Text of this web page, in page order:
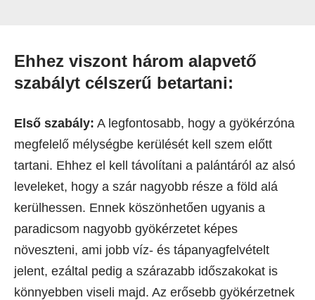
Ehhez viszont három alapvető
szabályt célszerű betartani:
Első szabály: A legfontosabb, hogy a gyökérzóna
megfelelő mélységbe kerülését kell szem előtt
tartani. Ehhez el kell távolítani a palántáról az alsó
leveleket, hogy a szár nagyobb része a föld alá
kerülhessen. Ennek köszönhetően ugyanis a
paradicsom nagyobb gyökérzetet képes
növeszteni, ami jobb víz- és tápanyagfelvételt
jelent, ezáltal pedig a szárazabb időszakokat is
könnyebben viseli majd. Az erősebb gyökérzetnek